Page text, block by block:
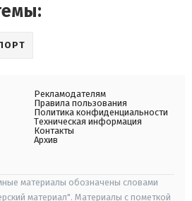
Рекламодателям
Правила пользования
Политика конфиденциальности
Техническая информация
Контакты
Архив
материалы обозначены словами
материал". Материалы с пометкой